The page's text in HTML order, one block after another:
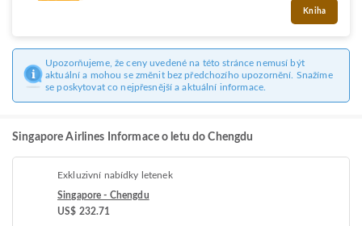
Kniha
Upozorňujeme, že ceny uvedené na této stránce nemusí být
aktuální a mohou se změnit bez předchozího upozornění. Snažíme
se poskytovat co nejpřesnější a aktuální informace.
Singapore Airlines Informace o letu do Chengdu
Exkluzivní nabídky letenek
Singapore - Chengdu
US$ 232.71